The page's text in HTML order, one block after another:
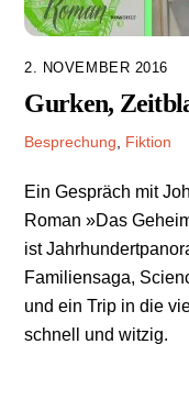
2. NOVEMBER 2016
Gurken,
Besprechung Fiktion
Ein Gespräch mit
Roman »Das
ist
Familiensaga,
und ein Trip in die
schnell und witzig.